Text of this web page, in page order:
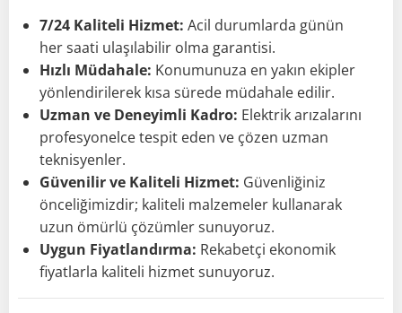
7/24 Kaliteli Hizmet: Acil durumlarda günün
her saati ulaşılabilir olma garantisi.
Hızlı Müdahale: Konumunuza en yakın ekipler
yönlendirilerek kısa sürede müdahale edilir.
Uzman ve Deneyimli Kadro: Elektrik arızalarını
profesyonelce tespit eden ve çözen uzman
teknisyenler.
Güvenilir ve Kaliteli Hizmet: Güvenliğiniz
önceliğimizdir; kaliteli malzemeler kullanarak
uzun ömürlü çözümler sunuyoruz.
Uygun Fiyatlandırma: Rekabetçi ekonomik
fiyatlarla kaliteli hizmet sunuyoruz.